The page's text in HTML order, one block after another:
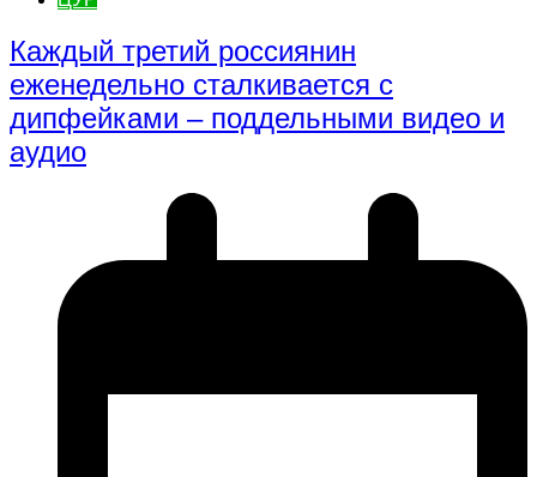
Каждый третий россиянин
еженедельно сталкивается с
дипфейками – поддельными видео и
аудио